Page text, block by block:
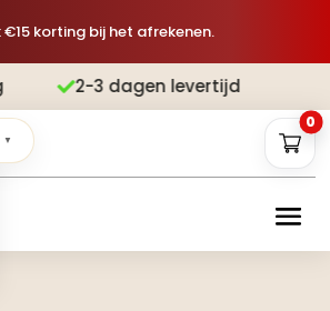
€15 korting bij het afrekenen.
levertijd 
▼
0